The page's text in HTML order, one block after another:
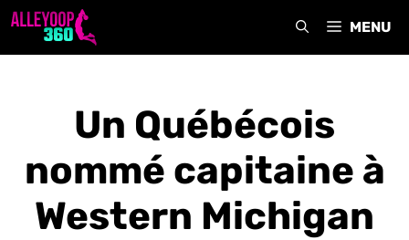
Aller
MENU
Un Québécois
nommé capitaine à
Western Michigan